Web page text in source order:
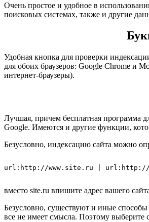
Очень простое и удобное в
поисковых системах, также и другие
Удобная кнопка для проверки
для обоих браузеров: Google Chrome и
интернет-браузеры).
Лучшая, причем бесплатная программа
Google. Имеются и другие функции,
Безусловно, индексацию сайта можно
url:http://www.site.ru |
вместо site.ru впишите адрес вашего
Безусловно, существуют и иные
все не имеет смысла. Поэтому выберите